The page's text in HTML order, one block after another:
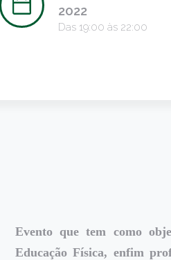
2022
Das 19:00 às 22:00
Evento que tem como
Educação Física, enfim